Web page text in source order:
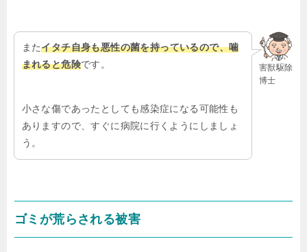
害獣駆除
博士
またイタチ自身も悪性の菌を持っているので、噛
まれると危険です。
小さな傷であったとしても感染症になる可能性も
ありますので、すぐに病院に行くようにしましょ
う。
ゴミが荒らされる被害